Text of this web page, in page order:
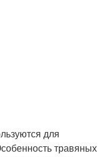
для
травяных